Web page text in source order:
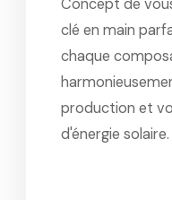
Concept de
clé en main
chaque
production et
d'énergie solaire.